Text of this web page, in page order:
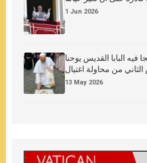
1 Jun 2026
فيه البابا القديس يوحنا
من محاولة اغتيال
13 May 2026